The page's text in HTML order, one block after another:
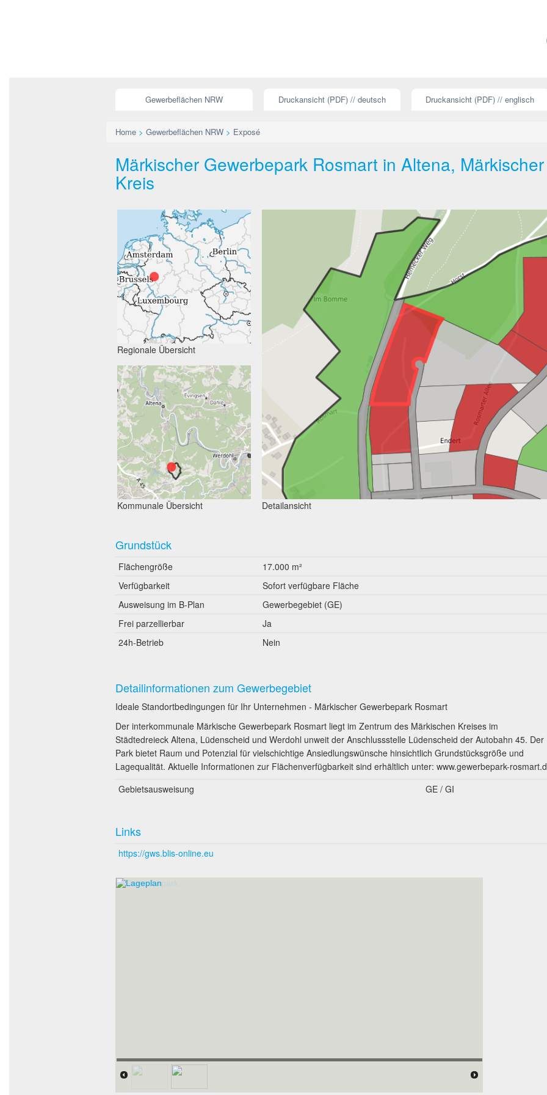
Gewerbeflächen NRW Druckansicht (PDF) // deutsch Druckansicht (PDF) // englisch
Home > Gewerbeflächen NRW > Exposé
Märkischer Gewerbepark Rosmart in Altena, Märkischer
Kreis
Regionale Übersicht
Kommunale Übersicht Detailansicht
Grundstück
Flächengröße
17.000 m²
Verfügbarkeit
Sofort verfügbare Fläche
Ausweisung im B-Plan
Gewerbegebiet (GE)
Frei parzellierbar
Ja
24h-Betrieb
Nein
Detailinformationen zum Gewerbegebiet
Ideale Standortbedingungen für Ihr Unternehmen - Märkischer Gewerbepark Rosmart
Der interkommunale Märkische Gewerbepark Rosmart liegt im Zentrum des Märkischen Kreises im
Städtedreieck Altena, Lüdenscheid und Werdohl unweit der Anschlussstelle Lüdenscheid der Autobahn 45. Der
Park bietet Raum und Potenzial für vielschichtige Ansiedlungswünsche hinsichtlich Grundstücksgröße und
Lagequalität. Aktuelle Informationen zur Flächenverfügbarkeit sind erhältlich unter: www.gewerbepark-
Gebietsausweisung
GE / GI
Links
https://gws.blis-online.eu